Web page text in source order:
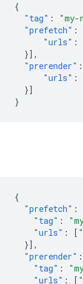
{
"tag" :
"prefetch" :
"urls" :
}],
"prerender" :
"urls" :
}]
}
{
"prefetch" :
"tag" :
"urls" : [
}],
"prerender" :
"tag" :
"urls" : [